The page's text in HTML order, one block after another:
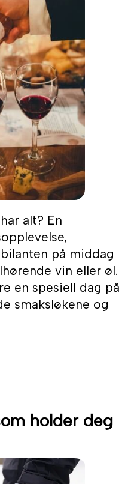
alt? En
på middag
vin eller øl.
en spesiell dag på
smaksløkene og
holder deg